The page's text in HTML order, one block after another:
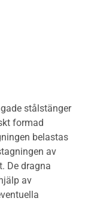
stålstänger
formad
belastas
av
De dragna
av